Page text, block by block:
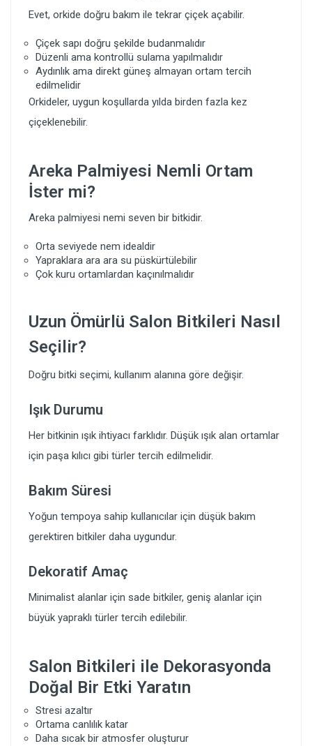
Evet, orkide doğru bakım ile tekrar çiçek açabilir.
Çiçek sapı doğru şekilde budanmalıdır
Düzenli ama kontrollü sulama yapılmalıdır
Aydınlık ama direkt güneş almayan ortam tercih
edilmelidir
Orkideler, uygun koşullarda yılda birden fazla kez
çiçeklenebilir.
Areka Palmiyesi Nemli Ortam
İster mi?
Areka palmiyesi nemi seven bir bitkidir.
Orta seviyede nem idealdir
Yapraklara ara ara su püskürtülebilir
Çok kuru ortamlardan kaçınılmalıdır
Uzun Ömürlü Salon Bitkileri Nasıl
Seçilir?
Doğru bitki seçimi, kullanım alanına göre değişir.
Işık Durumu
Her bitkinin ışık ihtiyacı farklıdır. Düşük ışık alan ortamlar
için paşa kılıcı gibi türler tercih edilmelidir.
Bakım Süresi
Yoğun tempoya sahip kullanıcılar için düşük bakım
gerektiren bitkiler daha uygundur.
Dekoratif Amaç
Minimalist alanlar için sade bitkiler, geniş alanlar için
büyük yapraklı türler tercih edilebilir.
Salon Bitkileri ile Dekorasyonda
Doğal Bir Etki Yaratın
Stresi azaltır
Ortama canlılık katar
Daha sıcak bir atmosfer oluşturur